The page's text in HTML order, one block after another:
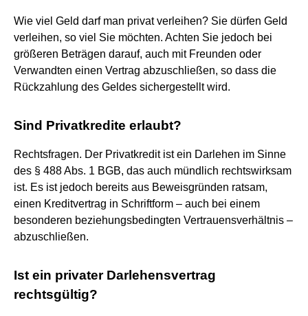
Wie viel Geld darf man privat verleihen? Sie dürfen Geld
verleihen, so viel Sie möchten. Achten Sie jedoch bei
größeren Beträgen darauf, auch mit Freunden oder
Verwandten einen Vertrag abzuschließen, so dass die
Rückzahlung des Geldes sichergestellt wird.
Sind Privatkredite erlaubt?
Rechtsfragen. Der Privatkredit ist ein Darlehen im Sinne
des § 488 Abs. 1 BGB, das auch mündlich rechtswirksam
ist. Es ist jedoch bereits aus Beweisgründen ratsam,
einen Kreditvertrag in Schriftform – auch bei einem
besonderen beziehungsbedingten Vertrauensverhältnis –
abzuschließen.
Ist ein privater Darlehensvertrag
rechtsgültig?